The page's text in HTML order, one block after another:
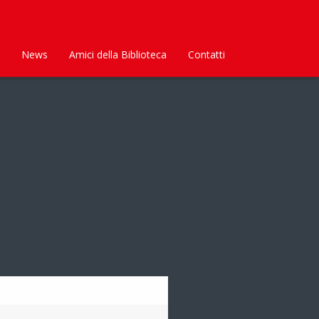
News Amici della Biblioteca Contatti